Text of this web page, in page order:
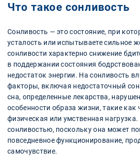
Что такое сонливость
Сонливость — это состояние, при
усталость или испытываете сильное
сонливости характерно снижение
в поддержании состояния
недостаток энергии. На сонливость
факторы, включая недостаточный сон
сна, определенные лекарства,
особенности образа жизни, такие как
физическая или умственная
сонливостью, поскольку она может
повседневное функционирование,
самочувствие.